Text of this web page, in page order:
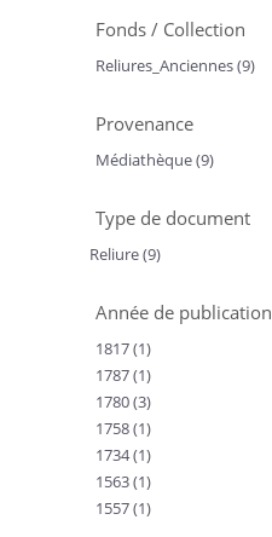
Fonds / Collection
Reliures_Anciennes (9)
Provenance
Médiathèque (9)
Type de document
Reliure (9)
Année de publication
1817 (1)
1787 (1)
1780 (3)
1758 (1)
1734 (1)
1563 (1)
1557 (1)